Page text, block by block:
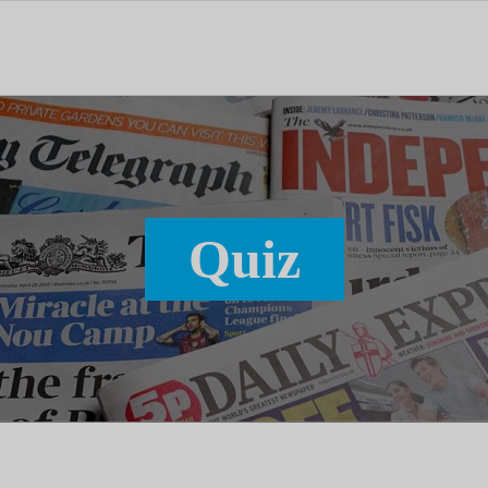
dedicado às notícias, aos media e à comunicação.
Quiz